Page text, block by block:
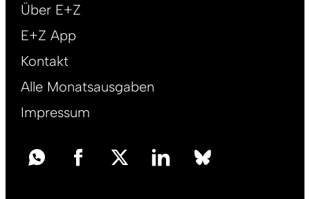
Über E+Z
E+Z App
Kontakt
Alle Monatsausgaben
Impressum